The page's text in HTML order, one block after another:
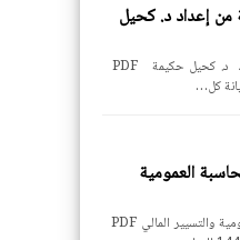
من إعداد د. كحيل
كل…
المحاسبة العمومية